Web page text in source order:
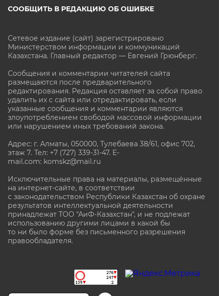
СООБЩИТЬ В РЕДАКЦИЮ ОБ ОШИБКЕ
Сетевое издание (сайт) зарегистрировано
Министерством информации и коммуникаций
Казахстана. Главный редактор — Евгений Грюнберг.
Сообщения и комментарии читателей сайта
размещаются после предварительного
редактирования. Редакция оставляет за собой право
удалить их с сайта или отредактировать, если
указанные сообщения и комментарии являются
злоупотреблением свободой массовой информации
или нарушением иных требований закона.
Адрес: г. Алматы, 050000, Тулебаева 38/61, офис 702,
этаж 7. Тел: +7 (727) 339-31-47. E-
mail.com: komskz@mail.ru
Исключительные права на материалы, размещённые
на интернет-сайте, в соответствии
с законодательством Республики Казахстан об охране
результатов интеллектуальной деятельности
принадлежат ТОО "АиФ-Казахстан", и не подлежат
использованию другими лицами в какой бы
то ни было форме без письменного разрешения
правообладателя.